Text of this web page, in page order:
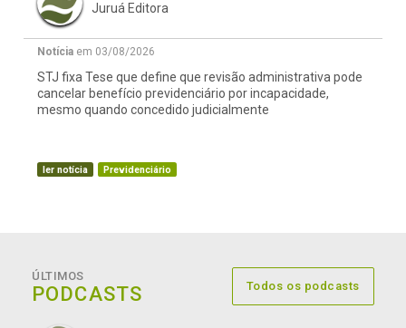
Juruá Editora
Notícia em 03/08/2026
STJ fixa Tese que define que revisão administrativa pode
cancelar benefício previdenciário por incapacidade,
mesmo quando concedido judicialmente
ler notícia Previdenciário
ÚLTIMOS
PODCASTS Todos os podcasts